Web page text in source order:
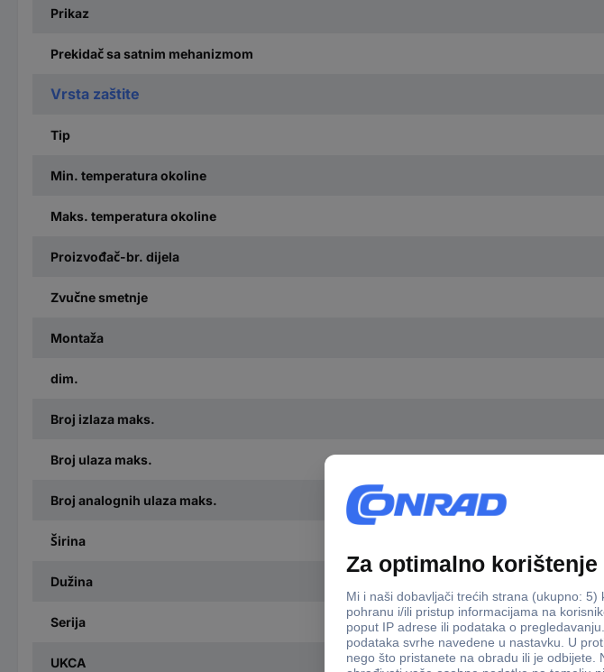
Prikaz
Prekidač sa satnim mehanizmom
Vrsta zaštite
Tip
Min. temperatura okoline
Maks. temperatura okoline
Proizvođač-br. dijela
Zvučne smetnje
Montaža
dim.
Broj izlaza maks.
Broj ulaza maks.
Broj analognih ulaza maks.
Širina
Dužina
Serija
UKCA